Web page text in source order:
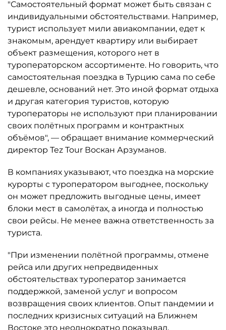
"Самостоятельный формат может быть связан с
индивидуальными обстоятельствами. Например,
турист использует мили авиакомпании, едет к
знакомым, арендует квартиру или выбирает
объект размещения, которого нет в
туроператорском ассортименте. Но говорить, что
самостоятельная поездка в Турцию сама по себе
дешевле, оснований нет. Это иной формат отдыха
и другая категория туристов, которую
туроператоры не используют при планировании
своих полётных программ и контрактных
объёмов", — обращает внимание коммерческий
директор Tez Tour Воскан Арзуманов.
В компаниях указывают, что поездка на морские
курорты с туроператором выгоднее, поскольку
он может предложить выгодные цены, имеет
блоки мест в самолётах, а иногда и полностью
свои рейсы. Не менее важна ответственность за
туриста.
"При изменении полётной программы, отмене
рейса или других непредвиденных
обстоятельствах туроператор занимается
поддержкой, заменой услуг и вопросом
возвращения своих клиентов. Опыт пандемии и
последних кризисных ситуаций на Ближнем
Востоке это неоднократно показывал.